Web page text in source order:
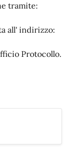
tramite:
all' indirizzo:
Protocollo.